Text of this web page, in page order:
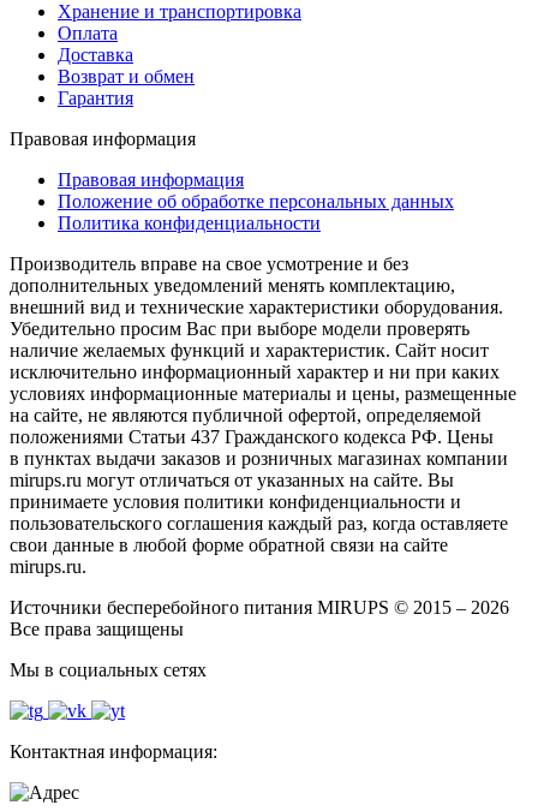
Хранение и транспортировка
Оплата
Доставка
Возврат и обмен
Гарантия
Правовая информация
Правовая информация
Положение об обработке персональных данных
Политика конфиденциальности
Производитель вправе на свое усмотрение и без
дополнительных уведомлений менять комплектацию,
внешний вид и технические характеристики оборудования.
Убедительно просим Вас при выборе модели проверять
наличие желаемых функций и характеристик. Сайт носит
исключительно информационный характер и ни при каких
условиях информационные материалы и цены, размещенные
на сайте, не являются публичной офертой, определяемой
положениями Статьи 437 Гражданского кодекса РФ. Цены
в пунктах выдачи заказов и розничных магазинах компании
mirups.ru могут отличаться от указанных на сайте. Вы
принимаете условия политики конфиденциальности и
пользовательского соглашения каждый раз, когда оставляете
свои данные в любой форме обратной связи на сайте
mirups.ru.
Источники бесперебойного питания MIRUPS © 2015 – 2026
Все права защищены
Мы в социальных сетях
Контактная информация: